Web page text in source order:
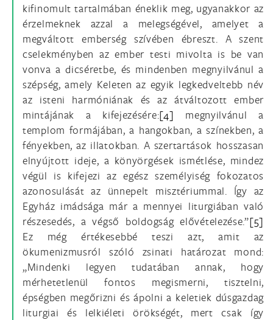
kifinomult tartalmában éneklik meg, ugyanakkor az
érzelmeknek azzal a melegségével, amelyet a
megváltott emberség szívében ébreszt. A szent
cselekményben az ember testi mivolta is be van
vonva a dicséretbe, és mindenben megnyilvánul a
szépség, amely Keleten az egyik legkedveltebb név
az isteni harmóniának és az átváltozott ember
mintájának a kifejezésére:[4] megnyilvánul a
templom formájában, a hangokban, a színekben, a
fényekben, az illatokban. A szertartások hosszasan
elnyújtott ideje, a könyörgések ismétlése, mindez
végül is kifejezi az egész személyiség fokozatos
azonosulását az ünnepelt misztériummal. Így az
Egyház imádsága már a mennyei liturgiában való
részesedés, a végső boldogság elővételezése.”[5]
Ez még értékesebbé teszi azt, amit az
ökumenizmusról szóló zsinati határozat mond:
„Mindenki legyen tudatában annak, hogy
mérhetetlenül fontos megismerni, tisztelni,
épségben megőrizni és ápolni a keletiek dúsgazdag
liturgiai és lelkiéleti örökségét, mert csak így